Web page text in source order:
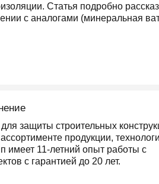
Статья подробно
с аналогами (минеральная
защиты строительных
продукции,
имеет 11-летний опыт работы с
с гарантией до 20 лет.